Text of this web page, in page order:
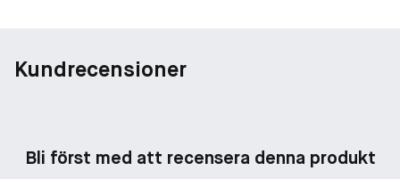
Kundrecensioner
Bli först med att recensera denna produkt